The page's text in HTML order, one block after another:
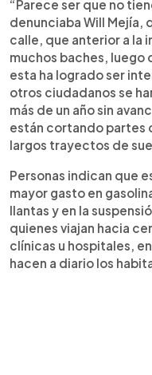
“Parece ser que no
denunciaba Will Mejía,
calle, que anterior a la
muchos baches, luego
esta ha logrado ser
otros ciudadanos se
más de un año sin
están cortando partes
largos trayectos de
Personas indican que
mayor gasto en
llantas y en la
quienes viajan hacia
clínicas u hospitales,
hacen a diario los